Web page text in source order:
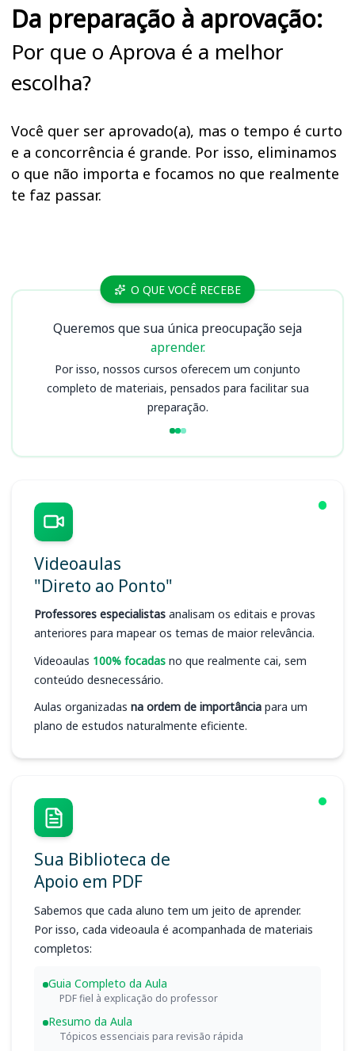
Da preparação à aprovação:
Por que o Aprova é a melhor
escolha?
Você quer ser aprovado(a), mas o tempo é curto
e a concorrência é grande. Por isso, eliminamos
o que não importa e focamos no que realmente
te faz passar.
Cursos SEEDUC RJO QUE VOCÊ RECEBE
Queremos que sua única preocupação seja
aprender.
Por isso, nossos cursos oferecem um conjunto
completo de materiais, pensados para facilitar sua
preparação.
Videoaulas
"Direto ao Ponto"
Professores especialistas analisam os editais e provas
anteriores para mapear os temas de maior relevância.
Videoaulas 100% focadas no que realmente cai, sem
conteúdo desnecessário.
Aulas organizadas na ordem de importância para um
plano de estudos naturalmente eficiente.
Sua Biblioteca de
Apoio em PDF
Sabemos que cada aluno tem um jeito de aprender.
Por isso, cada videoaula é acompanhada de materiais
completos:
Guia Completo da Aula
PDF fiel à explicação do professor
Resumo da Aula
Tópicos essenciais para revisão rápida